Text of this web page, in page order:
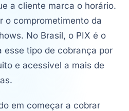
a cliente marca o horário.
o comprometimento da
No Brasil, o PIX é o
esse tipo de cobrança por
e acessível a mais de
em começar a cobrar